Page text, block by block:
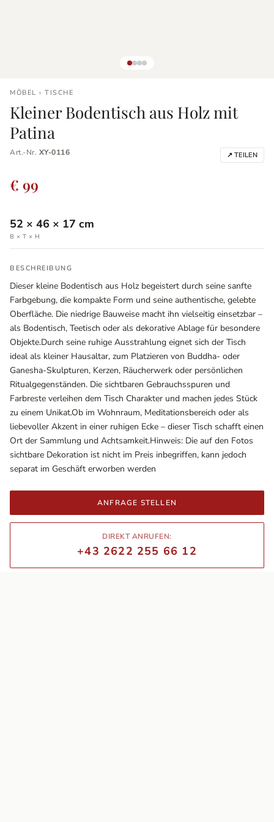
MÖBEL › TISCHE
Kleiner Bodentisch aus Holz mit
Patina
Art.-Nr. XY-0116 ↗ TEILEN
€ 99
52 × 46 × 17 cm
B × T × H
BESCHREIBUNG
Dieser kleine Bodentisch aus Holz begeistert durch seine sanfte
Farbgebung, die kompakte Form und seine authentische, gelebte
Oberfläche. Die niedrige Bauweise macht ihn vielseitig einsetzbar –
als Bodentisch, Teetisch oder als dekorative Ablage für besondere
Objekte.Durch seine ruhige Ausstrahlung eignet sich der Tisch
ideal als kleiner Hausaltar, zum Platzieren von Buddha- oder
Ganesha-Skulpturen, Kerzen, Räucherwerk oder persönlichen
Ritualgegenständen. Die sichtbaren Gebrauchsspuren und
Farbreste verleihen dem Tisch Charakter und machen jedes Stück
zu einem Unikat.Ob im Wohnraum, Meditationsbereich oder als
liebevoller Akzent in einer ruhigen Ecke – dieser Tisch schafft einen
Ort der Sammlung und Achtsamkeit.Hinweis: Die auf den Fotos
sichtbare Dekoration ist nicht im Preis inbegriffen, kann jedoch
separat im Geschäft erworben werden
ANFRAGE STELLEN
DIREKT ANRUFEN:
+43 2622 255 66 12
Ausstellungsräume
Wiener Straße – Werkstraße 111
2700 Wiener Neustadt
office@indianliving.at